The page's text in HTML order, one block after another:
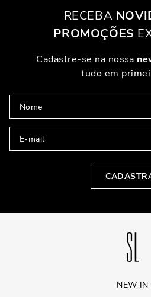
RECEBA
PROMOÇÕES
Cadastre-se na nossa
tudo em
NEW IN